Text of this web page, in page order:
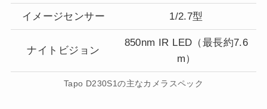
イメージセンサー 1/2.7型
ナイトビジョン
850nm IR LED（最長約7.6
m）
Tapo D230S1の主なカメラスペック